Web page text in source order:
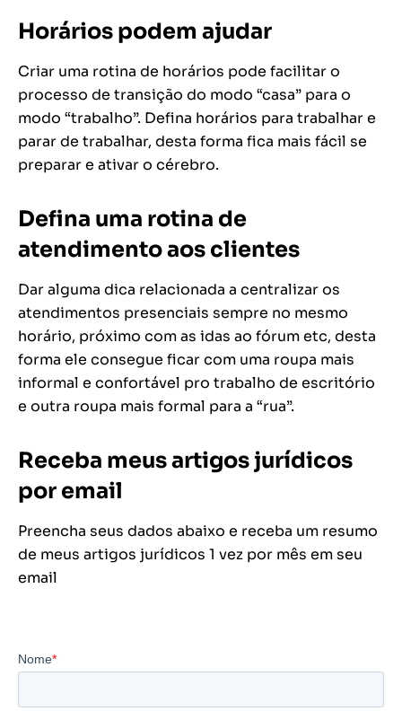
Horários podem ajudar
Criar uma rotina de horários pode facilitar o
processo de transição do modo “casa” para o
modo “trabalho”. Defina horários para trabalhar e
parar de trabalhar, desta forma fica mais fácil se
preparar e ativar o cérebro.
Defina uma rotina de
atendimento aos clientes
Dar alguma dica relacionada a centralizar os
atendimentos presenciais sempre no mesmo
horário, próximo com as idas ao fórum etc, desta
forma ele consegue ficar com uma roupa mais
informal e confortável pro trabalho de escritório
e outra roupa mais formal para a “rua”.
Receba meus artigos jurídicos
por email
Preencha seus dados abaixo e receba um resumo
de meus artigos jurídicos 1 vez por mês em seu
email